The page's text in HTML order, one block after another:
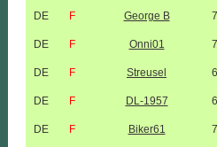
DE F George B
DE F Onni01
DE F Streusel
DE F DL-1957
DE F Biker61